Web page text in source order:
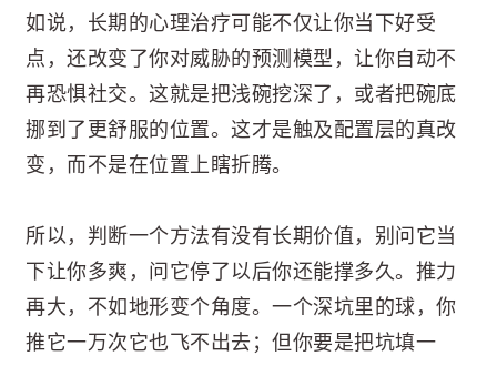
如说，长期的心理治疗可能不仅让你当下好受
点，还改变了你对威胁的预测模型，让你自动不
再恐惧社交。这就是把浅碗挖深了，或者把碗底
挪到了更舒服的位置。这才是触及配置层的真改
变，而不是在位置上瞎折腾。
所以，判断一个方法有没有长期价值，别问它当
下让你多爽，问它停了以后你还能撑多久。推力
再大，不如地形变个角度。一个深坑里的球，你
推它一万次它也飞不出去；但你要是把坑填一